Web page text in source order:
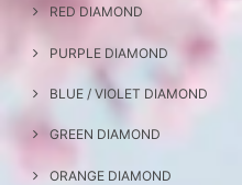
RED DIAMOND
PURPLE DIAMOND
BLUE / VIOLET DIAMOND
GREEN DIAMOND
ORANGE DIAMOND